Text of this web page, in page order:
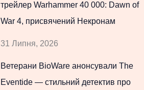
трейлер Warhammer 40 000: Dawn of
War 4, присвячений Некронам
31 Липня, 2026
Ветерани BioWare анонсували The
Eventide — стильний детектив про